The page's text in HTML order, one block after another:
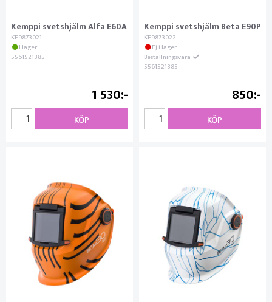
Kemppi svetshjälm Alfa E60A
KE9873021
I lager
5561521385
1 530
KÖP
Kemppi svetshjälm Beta E90P
KE9873022
Ej i lager
Beställningsvara
5561521385
850
KÖP